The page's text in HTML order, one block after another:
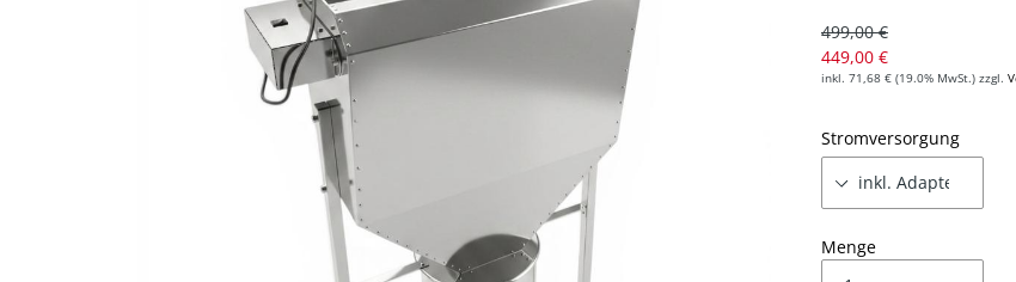
Normaler Preis
499,00 €
Sonderpreis
449,00 €
inkl. 71,68 € (19.0% MwSt.) zzgl.
Stromversorgung
Menge